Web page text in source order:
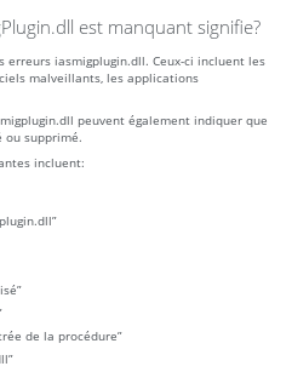
est manquant signifie?
erreurs iasmigplugin.dll. Ceux-ci incluent les
malveillants, les applications
peuvent également indiquer que
ou supprimé.
incluent:
de la procédure”